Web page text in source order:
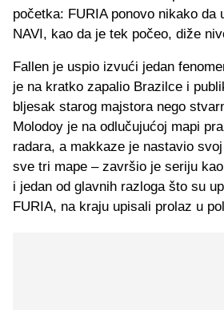
početka: FURIA ponovo nikako da
NAVI, kao da je tek počeo, diže
Fallen je uspio izvući jedan
je na kratko zapalio Brazilce i
bljesak starog majstora nego
Molodoy je na odlučujućoj mapi
radara, a makkaze je nastavio svoj
sve tri mape – završio je seriju
i jedan od glavnih razloga što su
FURIA, na kraju upisali prolaz u